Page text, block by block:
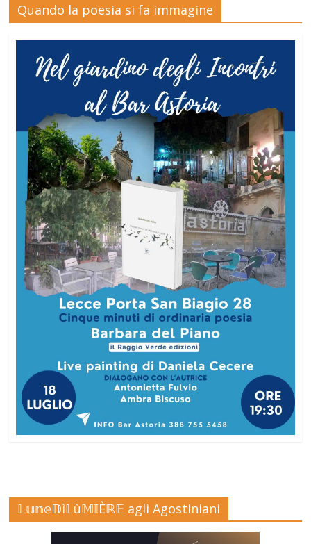
Quando la poesia si fa immagine
𝕃𝕦𝕟𝕖𝔻ì𝕃ù𝕄𝕀Èℝ𝔼 agli Agostiniani